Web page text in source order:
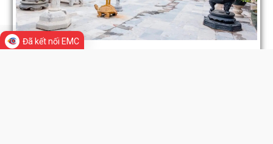
đà hoàn thành các mục tiêu năm...
Miễn phí 100% chứng thực bản sao điện tử từ bản chính
Đã kết nối EMC